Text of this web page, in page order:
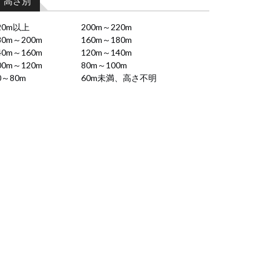
以上
200m～220m
～200m
160m～180m
～160m
120m～140m
～120m
80m～100m
80m
60m未満、高さ不明